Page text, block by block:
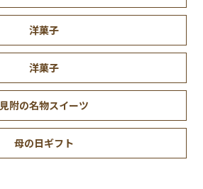
洋菓子
洋菓子
見附の名物スイーツ
母の日ギフト